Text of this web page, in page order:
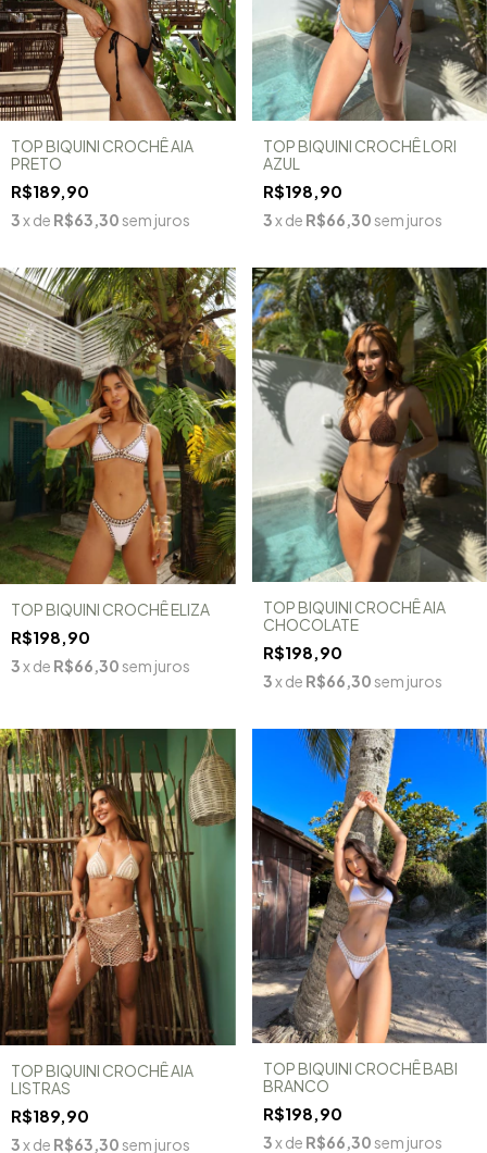
TOP BIQUINI CROCHÊ AIA
PRETO
R$189,90
3x de R$63,30 sem juros
TOP BIQUINI CROCHÊ LORI
AZUL
R$198,90
3x de R$66,30 sem juros
TOP BIQUINI CROCHÊ ELIZA
R$198,90
3x de R$66,30 sem juros
TOP BIQUINI CROCHÊ AIA
CHOCOLATE
R$198,90
3x de R$66,30 sem juros
TOP BIQUINI CROCHÊ AIA
LISTRAS
R$189,90
3x de R$63,30 sem juros
TOP BIQUINI CROCHÊ BABI
BRANCO
R$198,90
3x de R$66,30 sem juros